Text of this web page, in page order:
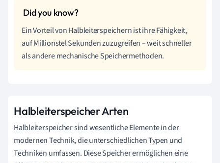
Ein Vorteil von Halbleiterspeichern ist ihre Fähigkeit,
auf Millionstel Sekunden zuzugreifen – weit schneller
als andere mechanische Speichermethoden.
Halbleiterspeicher Arten
Halbleiterspeicher sind wesentliche Elemente in der
modernen Technik, die unterschiedlichen Typen und
Techniken umfassen. Diese Speicher ermöglichen eine